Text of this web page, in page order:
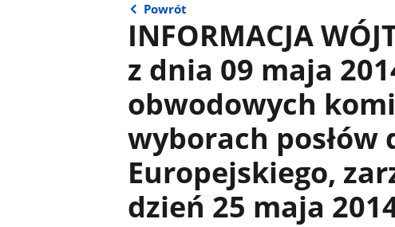
Powrót
INFORMACJA
z dnia 09 maja
obwodowych
wyborach posłów
Europejskiego,
dzień 25 maja